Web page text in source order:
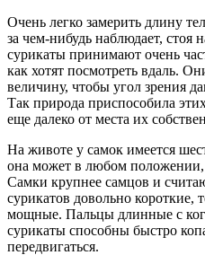
Очень легко замерить длину
за чем-нибудь наблюдает, стоя
сурикаты принимают очень
как хотят посмотреть вдаль.
величину, чтобы угол зрения
Так природа приспособила
еще далеко от места их
На животе у самок имеется
она может в любом положении,
Самки крупнее самцов и
сурикатов довольно короткие,
мощные. Пальцы длинные с
сурикаты способны быстро
передвигаться.